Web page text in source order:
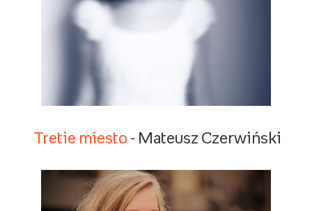
Tretie miesto - Mateusz Czerwiński